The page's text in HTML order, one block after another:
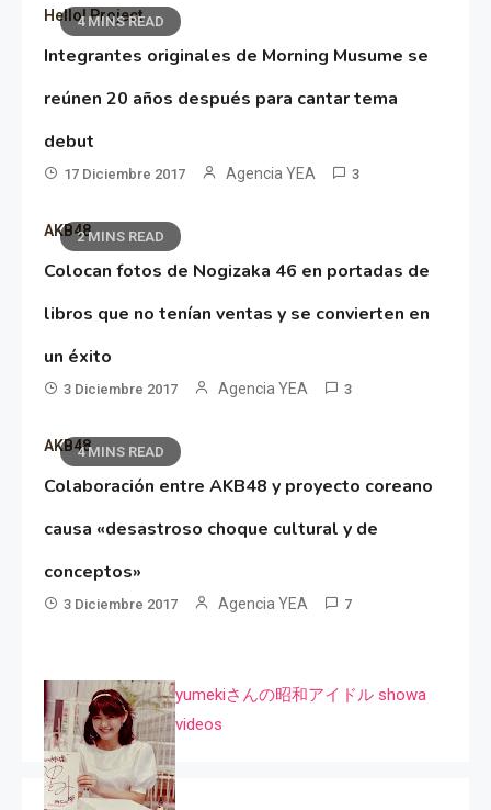
4 MINS READ
Hello! Project
Integrantes originales de Morning Musume se
reúnen 20 años después para cantar tema
debut
17 Diciembre 2017 Agencia YEA 3
2 MINS READ
AKB48
Colocan fotos de Nogizaka 46 en portadas de
libros que no tenían ventas y se convierten en
un éxito
3 Diciembre 2017 Agencia YEA 3
4 MINS READ
AKB48
Colaboración entre AKB48 y proyecto coreano
causa «desastroso choque cultural y de
conceptos»
3 Diciembre 2017 Agencia YEA 7
yumekiさんの昭和アイドル showa
videos